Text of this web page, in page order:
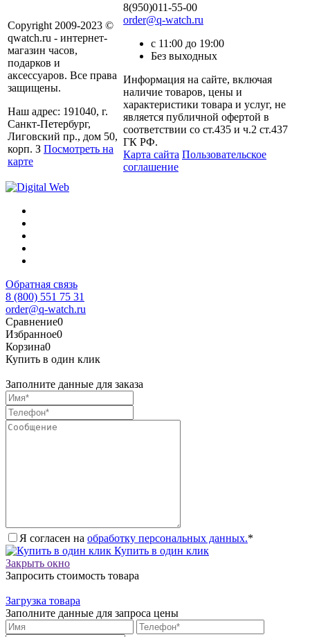
Copyright 2009-2023 ©
qwatch.ru - интернет-
магазин часов,
подарков и
аксессуаров. Все права
защищены.
Наш адрес: 191040, г.
Санкт-Петербург,
Лиговский пр., дом 50,
корп. З Посмотреть на
карте
8(950)011-55-00
order@q-watch.ru
с 11:00 до 19:00
Без выходных
Информация на сайте, включая
наличие товаров, цены и
характеристики товара и услуг, не
является публичной офертой в
соответствии со ст.435 и ч.2 ст.437
ГК РФ.
Карта сайта Пользовательское
соглашение
Обратная связь
8 (800) 551 75 31
order@q-watch.ru
Сравнение0
Избранное0
Корзина0
Купить в один клик
Заполните данные для заказа
Я согласен на обработку персональных данных.*
Купить в один клик
Закрыть окно
Запросить стоимость товара
Загрузка товара
Заполните данные для запроса цены